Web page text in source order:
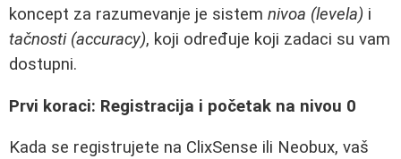
koncept za razumevanje je sistem nivoa (levela) i
tačnosti (accuracy), koji određuje koji zadaci su vam
dostupni.
Prvi koraci: Registracija i početak na nivou 0
Kada se registrujete na ClixSense ili Neobux, vaš